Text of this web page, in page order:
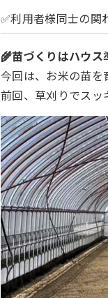
✅利用者様同士の関
🌾苗づくりはハウス
今回は、お米の苗
前回、草刈りでスッ